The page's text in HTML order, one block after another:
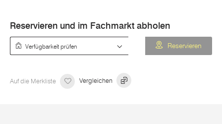
Reservieren und im Fachmarkt abholen
Reservieren
Auf die Merkliste Vergleichen